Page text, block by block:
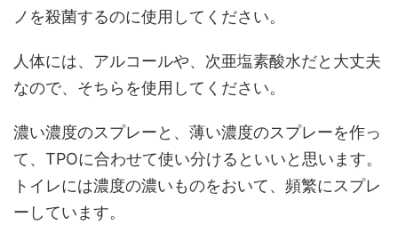
ノを殺菌するのに使用してください。
人体には、アルコールや、次亜塩素酸水だと大丈夫
なので、そちらを使用してください。
濃い濃度のスプレーと、薄い濃度のスプレーを作っ
て、TPOに合わせて使い分けるといいと思います。
トイレには濃度の濃いものをおいて、頻繁にスプレ
ーしています。